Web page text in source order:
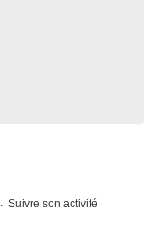
Suivre son activité